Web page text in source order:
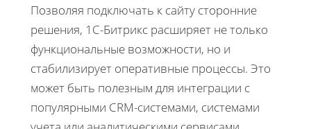
Позволяя подключать к сайту сторонние
решения, 1С-Битрикс расширяет не только
функциональные возможности, но и
стабилизирует оперативные процессы. Это
может быть полезным для интеграции с
популярными CRM-системами, системами